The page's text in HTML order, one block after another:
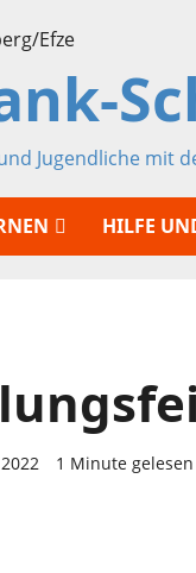
Jugendliche mit
HILFE
1 Minute gelesen